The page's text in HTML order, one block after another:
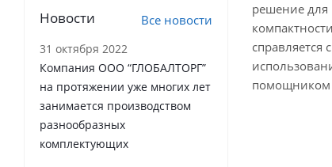
решение для
справляется
помощником
Новости Все новости
31 октября 2022
Компания ООО “ГЛОБАЛТОРГ”
на протяжении уже многих лет
занимается производством
разнообразных
комплектующих